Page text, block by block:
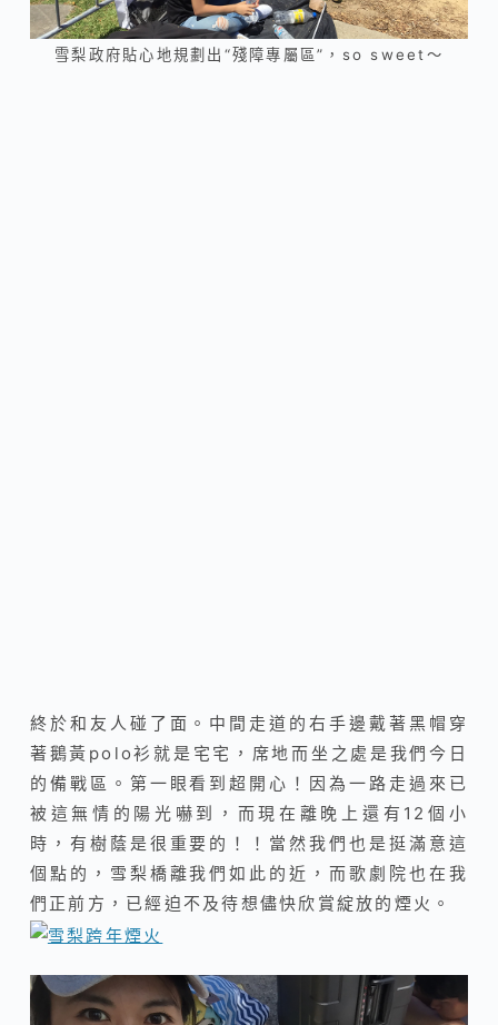
雪梨政府貼心地規劃出“殘障專屬區”，so sweet～
終於和友人碰了面。中間走道的右手邊戴著黑帽穿
著鵝黃polo衫就是宅宅，席地而坐之處是我們今日
的備戰區。第一眼看到超開心！因為一路走過來已
被這無情的陽光嚇到，而現在離晚上還有12個小
時，有樹蔭是很重要的！！當然我們也是挺滿意這
個點的，雪梨橋離我們如此的近，而歌劇院也在我
們正前方，已經迫不及待想儘快欣賞綻放的煙火。